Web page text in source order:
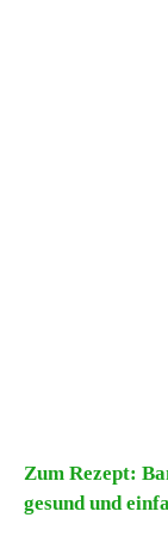
Zum Rezept:
gesund und